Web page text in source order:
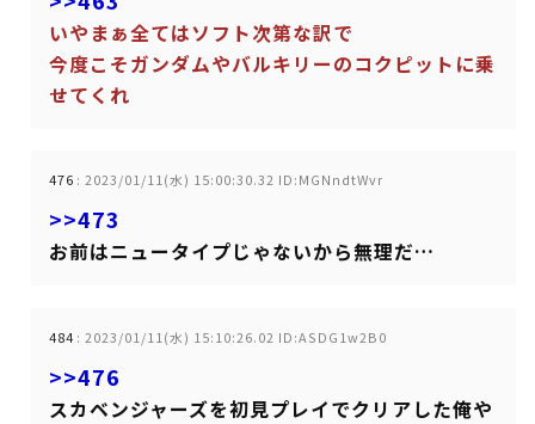
いやまぁ全てはソフト次第な訳で
今度こそガンダムやバルキリーのコクピットに乗
せてくれ
476 : 2023/01/11(水) 15:00:30.32 ID:MGNndtWvr
>>473
お前はニュータイプじゃないから無理だ…
484 : 2023/01/11(水) 15:10:26.02 ID:ASDG1w2B0
>>476
スカベンジャーズを初見プレイでクリアした俺や